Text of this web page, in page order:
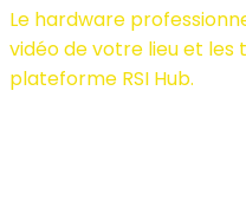
Le hardware
vidéo de votre lieu et
plateforme RSI Hub.